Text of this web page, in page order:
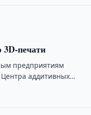
3D-печати
предприятиям
аддитивных